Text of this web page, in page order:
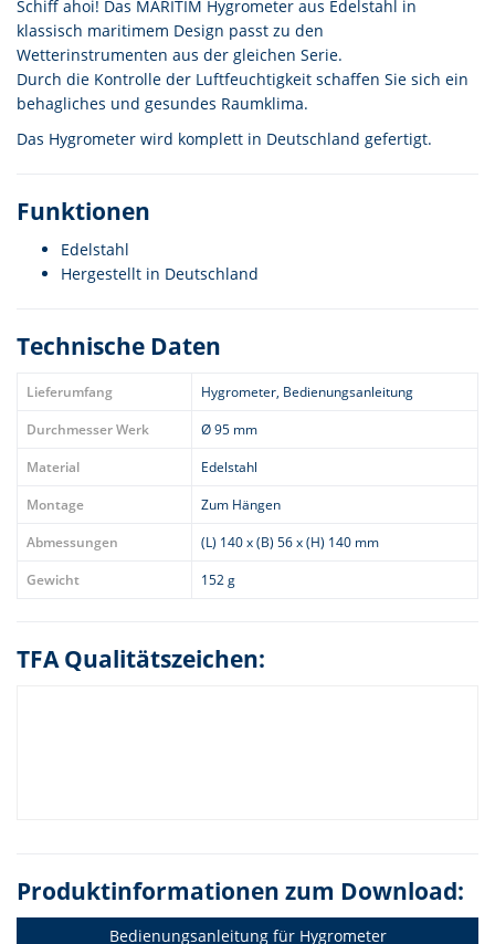
Schiff ahoi! Das MARITIM Hygrometer aus Edelstahl in
klassisch maritimem Design passt zu den
Wetterinstrumenten aus der gleichen Serie.
Durch die Kontrolle der Luftfeuchtigkeit schaffen Sie sich ein
behagliches und gesundes Raumklima.
Das Hygrometer wird komplett in Deutschland gefertigt.
Funktionen
Edelstahl
Hergestellt in Deutschland
Technische Daten
Lieferumfang
Hygrometer, Bedienungsanleitung
Durchmesser Werk
Ø 95 mm
Material
Edelstahl
Montage
Zum Hängen
Abmessungen
(L) 140 x (B) 56 x (H) 140 mm
Gewicht
152 g
TFA Qualitätszeichen:
Produktinformationen zum Download:
Bedienungsanleitung für Hygrometer